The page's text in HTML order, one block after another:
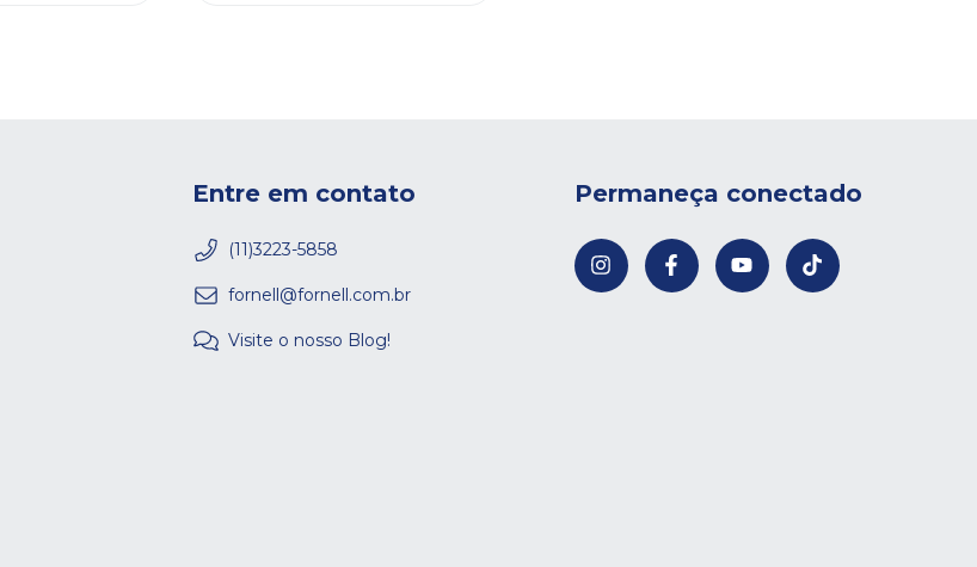
Entre em contato
(11)3223-5858
fornell@fornell.com.br
Visite o nosso Blog!
Permaneça conectado